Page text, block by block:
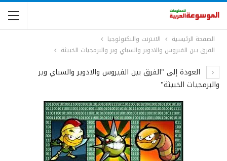
الصفحة الرئيسية
الانترنت والتكنولوجيا
الفرق بين الفيروس والادوير والسباي وير والبرمجيات الخبيثة
العودة إلى "الفرق بين الفيروس والادوير والسباي وير
والبرمجيات الخبيثة"